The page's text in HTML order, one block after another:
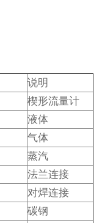
说明
楔形流量计
液体
气体
蒸汽
法兰连接
对焊连接
碳钢